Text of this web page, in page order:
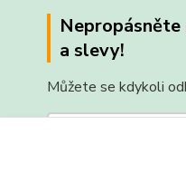
Nepropásněte
a slevy!
Můžete se kdykoli